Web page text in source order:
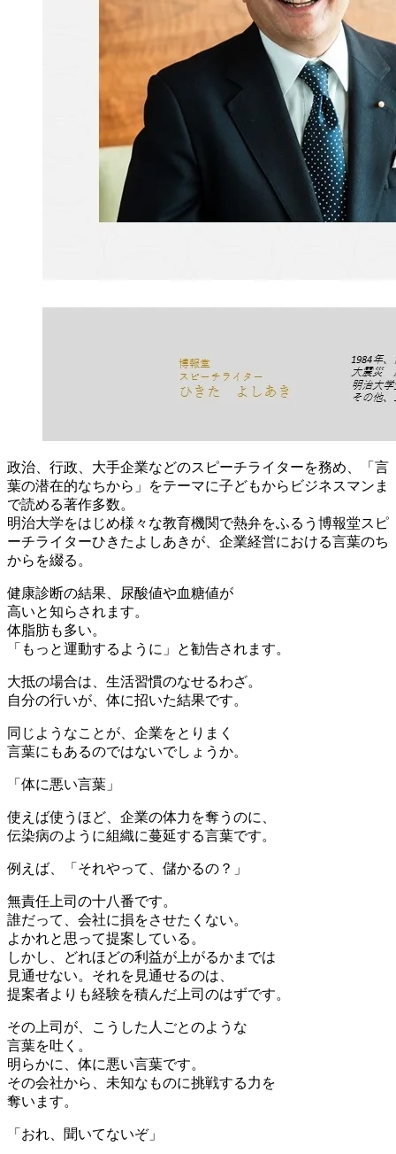
政治、行政、大手企業などのスピーチライターを務め、「言
葉の潜在的なちから」をテーマに子どもからビジネスマンま
で読める著作多数。
明治大学をはじめ様々な教育機関で熱弁をふるう博報堂スピ
ーチライターひきたよしあきが、企業経営における言葉のち
からを綴る。
健康診断の結果、尿酸値や血糖値が
高いと知らされます。
体脂肪も多い。
「もっと運動するように」と勧告されます。
大抵の場合は、生活習慣のなせるわざ。
自分の行いが、体に招いた結果です。
同じようなことが、企業をとりまく
言葉にもあるのではないでしょうか。
「体に悪い言葉」
使えば使うほど、企業の体力を奪うのに、
伝染病のように組織に蔓延する言葉です。
例えば、「それやって、儲かるの？」
無責任上司の十八番です。
誰だって、会社に損をさせたくない。
よかれと思って提案している。
しかし、どれほどの利益が上がるかまでは
見通せない。それを見通せるのは、
提案者よりも経験を積んだ上司のはずです。
その上司が、こうした人ごとのような
言葉を吐く。
明らかに、体に悪い言葉です。
その会社から、未知なものに挑戦する力を
奪います。
「おれ、聞いてないぞ」